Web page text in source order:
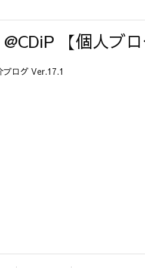
【個人ブ
ログ Ver.17.1